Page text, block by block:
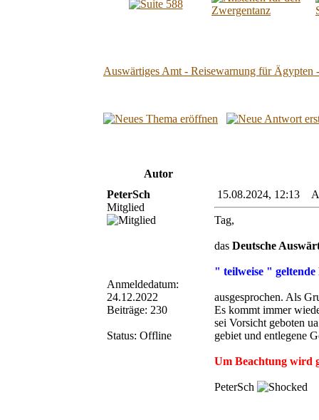
Auswärtiges Amt - Reisewarnung für Ägypten
Autor
PeterSch
Mitglied
Anmeldedatum:
24.12.2022
Beiträge: 230
Status: Offline
15.08.2024, 12:13
Tag,
das Deutsche
" teilweise "
ausgesprochen. Als
Es kommt immer
sei Vorsicht geboten
gebiet und entlegene
Um Beachtung wird
PeterSch